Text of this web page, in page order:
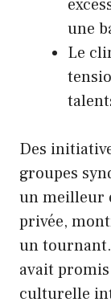
une
Le
Des
groupes
un meilleur
privée,
un
avait
culturelle